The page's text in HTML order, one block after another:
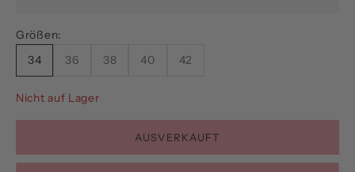
Größen:
34
36 38 40 42
Nicht auf Lager
AUSVERKAUFT